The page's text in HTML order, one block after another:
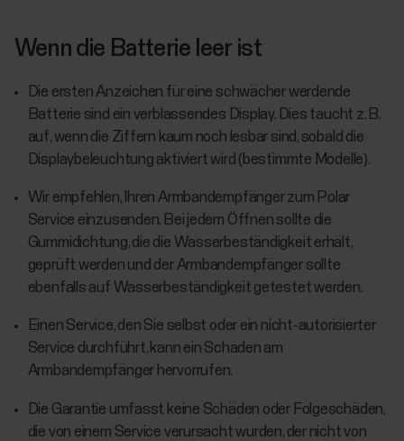
Wenn die Batterie leer ist
Die ersten Anzeichen für eine schwächer werdende
Batterie sind ein verblassendes Display. Dies taucht z. B.
auf, wenn die Ziffern kaum noch lesbar sind, sobald die
Displaybeleuchtung aktiviert wird (bestimmte Modelle).
Wir empfehlen, Ihren Armbandempfänger zum Polar
Service einzusenden. Bei jedem Öffnen sollte die
Gummidichtung, die die Wasserbeständigkeit erhält,
geprüft werden und der Armbandempfänger sollte
ebenfalls auf Wasserbeständigkeit getestet werden.
Einen Service, den Sie selbst oder ein nicht-autorisierter
Service durchführt, kann ein Schaden am
Armbandempfänger hervorrufen.
Die Garantie umfasst keine Schäden oder Folgeschäden,
die von einem Service verursacht wurden, der nicht von